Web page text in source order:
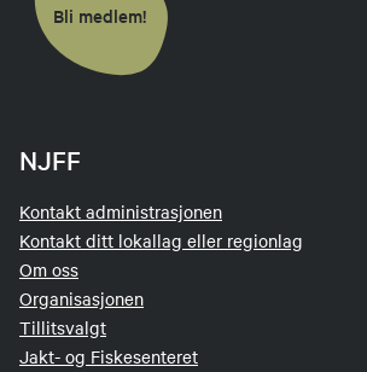
Bli medlem!
NJFF
Kontakt administrasjonen
Kontakt ditt lokallag eller regionlag
Om oss
Organisasjonen
Tillitsvalgt
Jakt- og Fiskesenteret